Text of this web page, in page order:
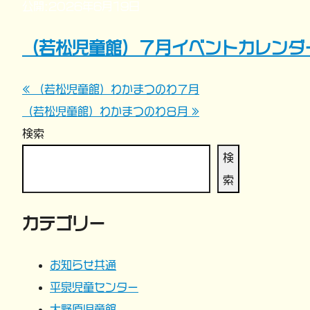
（若松児童館）７月イベントカレンダ
投
稿
ビ
ゲ
« （若松児童館）わかまつのわ７月
（若松児童館）わかまつのわ８月 »
検索
検
索
カテゴリー
お知らせ共通
平泉児童センター